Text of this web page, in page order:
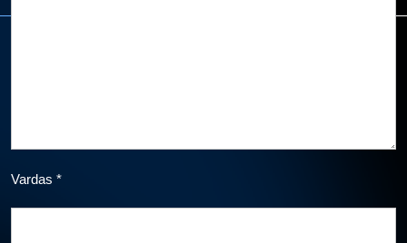
Vardas *